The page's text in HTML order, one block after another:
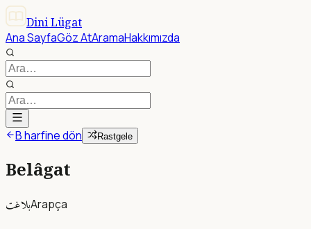
Dini Lügat
Ana SayfaGöz AtAramaHakkımızda
B harfine dön Rastgele
Belâgat
بلاغتArapça